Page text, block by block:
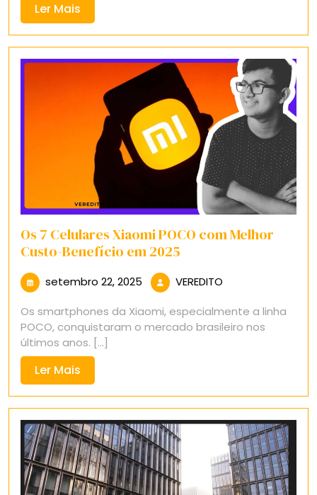
Ler Mais
Mais
Os 7 Celulares Xiaomi POCO com Melhor
Custo-Benefício em 2025
setembro 22, 2025 setembro
22,
2025
VEREDITO
Os smartphones da Xiaomi, especialmente a linha
POCO, conquistaram o mercado brasileiro nos
últimos anos. [...]
Ler Mais
Mais